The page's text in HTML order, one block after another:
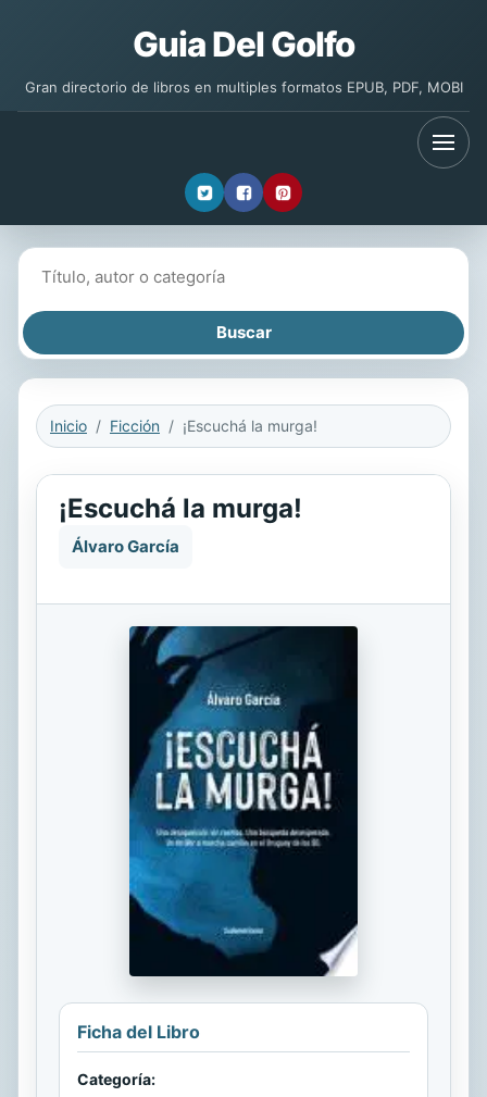
Guia Del Golfo
Gran directorio de libros en multiples formatos EPUB, PDF, MOBI
Inicio Ficción ¡Escuchá la murga!
¡Escuchá la murga!
Álvaro García
Ficha del Libro
Categoría: